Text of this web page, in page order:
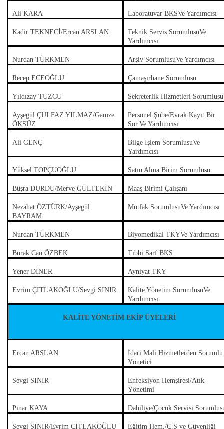
Ali KARA Laboratuvar BKSVe Yardımcısı
Kadir TEKNECİ/Ercan ARSLAN
Teknik Servis SorumlusuVe
Yardımcısı
Nurdan TÜRKMEN Arşiv SorumlusuVe Yardımcısı
Recep ECEOĞLU Çamaşırhane Sorumlusu
Yıldızay TUZCU Sekreterlik Hizmetleri Sorumlusu
Ayşegül ÇULFAZ YILMAZ/Gamze
ÖKSÜZ
Personel Şube/Evrak Kayıt Bir.
Sor.Ve Yardımcısı
Ali GENÇ
Bilge İşlem SorumlusuVe
Yardımcısı
Yüksel TOPÇUOĞLU Satın Alma Birim Sorumlusu
Büşra DURDU/Merve GÜLTEKİN Maaş Birimi Çalışanı
Nezahat ÖZTÜRK/Ayşegül
BAYRAM
Mutfak SorumlusuVe Yardımcısı
Nurdan TÜRKMEN Biyomedikal TKYVe Yardımcısı
Burak Can ÖZBEK Tıbbi Sarf BKS
Yener DİNER Ayniyat TKY
Evrim ÇITLAKOĞLU/Sevgi SINIR
Kalite Yönetim SorumlusuVe
Yardımcısı
KALİTE YÖNETİM EKİP ÜYELERİ
Ercan ARSLAN
İdari Mali Hizmetlerden Sorumlu
Yönetici
Sevgi SINIR
Enfeksiyon Hemşiresi/Atık
Yönetimi
Pınar KAYA Dahiliye/Çocuk Servisi
Sevgi SINIR/Evrim ÇITLAKOĞLU Eğitim Hem./Ç.S ve Güvenliği